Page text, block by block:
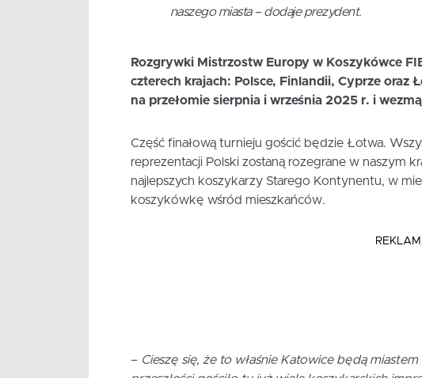
naszego miasta – dodaje prezydent.
Rozgrywki Mistrzostw Europy w Koszykówce
czterech krajach: Polsce, Finlandii, Cyprze oraz
na przełomie sierpnia i września 2025 r. i
Część finałową turnieju gościć będzie Łotwa.
reprezentacji Polski zostaną rozegrane w naszym
najlepszych koszykarzy Starego Kontynentu, w
koszykówkę wśród mieszkańców.
– Cieszę się, że to właśnie Katowice będą